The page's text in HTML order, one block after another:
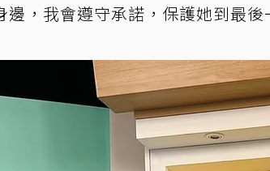
，我會遵守承諾，保護她到最後